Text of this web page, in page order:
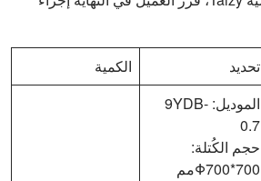
تحديد الكمية
الموديل: 9YDB-
0.7
حجم الكُتلة:
Φ700*700مم